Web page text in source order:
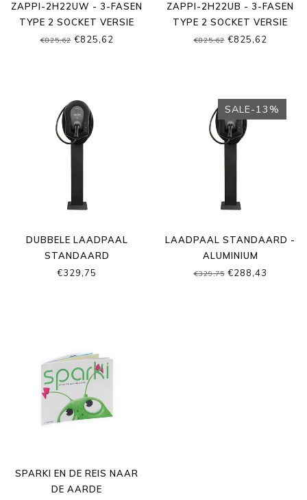
ZAPPI-2H22UW - 3-FASEN
TYPE 2 SOCKET VERSIE
€825,62€825,62
ZAPPI-2H22UB - 3-FASEN
TYPE 2 SOCKET VERSIE
€825,62€825,62
DUBBELE LAADPAAL
STANDAARD
€329,75
SALE-13%
LAADPAAL STANDAARD -
ALUMINIUM
€329,75€288,43
SPARKI EN DE REIS NAAR
DE AARDE